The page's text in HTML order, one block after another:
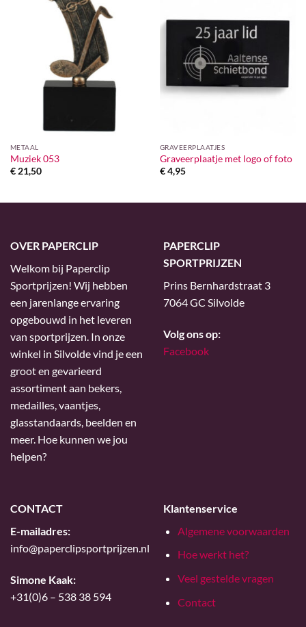
METAAL
Muziek 053
€21,50
GRAVEERPLAATJES
Graveerplaatje met logo of foto
€4,95
OVER PAPERCLIP
Welkom bij Paperclip
Sportprijzen! Wij hebben
een jarenlange ervaring
opgebouwd in het leveren
van sportprijzen. In onze
winkel in Silvolde vind je een
groot en gevarieerd
assortiment aan bekers,
medailles, vaantjes,
glasstandaards, beelden en
meer. Hoe kunnen we jou
helpen?
PAPERCLIP
SPORTPRIJZEN
Prins Bernhardstraat 3
7064 GC Silvolde
Volg ons op:
Facebook
CONTACT
E-mailadres:
info@paperclipsportprijzen.nl
Simone Kaak:
+31(0)6 – 538 38 594
Klantenservice
Algemene voorwaarden
Hoe werkt het?
Veel gestelde vragen
Contact